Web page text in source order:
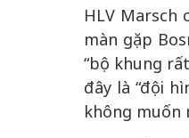
HLV
màn gặp
“bộ khung
đây là “đội
không muốn